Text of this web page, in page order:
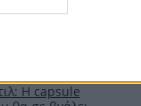
Η capsule